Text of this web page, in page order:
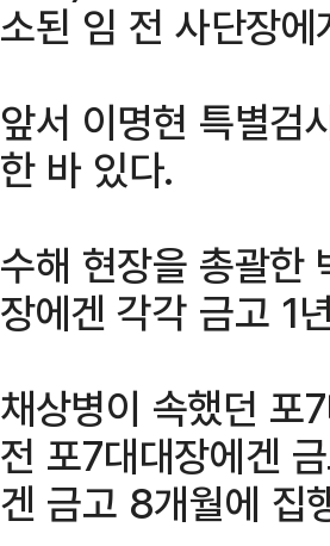
소된 임 전 사단장
앞서 이명현 특별검
한 바 있다.
수해 현장을 총괄한
장에겐 각각 금고 1
채상병이 속했던 포
전 포7대대장에겐
겐 금고 8개월에 집